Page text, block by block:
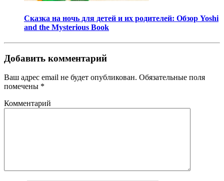
Сказка на ночь для детей и их родителей: Обзор Yoshi
and the Mysterious Book
Добавить комментарий
Ваш адрес email не будет опубликован. Обязательные поля
помечены *
Комментарий